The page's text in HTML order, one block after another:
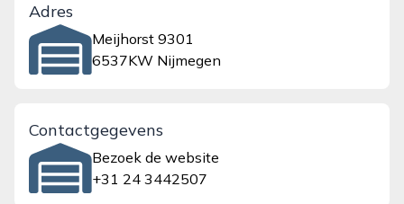
Adres
Meijhorst 9301
6537KW Nijmegen
Contactgegevens
Bezoek de website
+31 24 3442507